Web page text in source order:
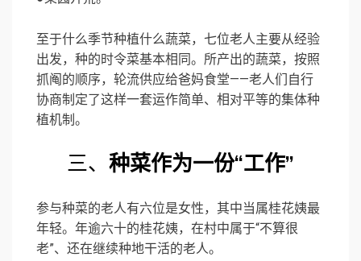
至于什么季节种植什么蔬菜，七位老人主要从经验
出发，种的时令菜基本相同。所产出的蔬菜，按照
抓阄的顺序，轮流供应给爸妈食堂——老人们自行
协商制定了这样一套运作简单、相对平等的集体种
植机制。
三、 种菜作为一份“工作”
参与种菜的老人有六位是女性，其中当属桂花姨最
年轻。年逾六十的桂花姨，在村中属于“不算很
老”、还在继续种地干活的老人。